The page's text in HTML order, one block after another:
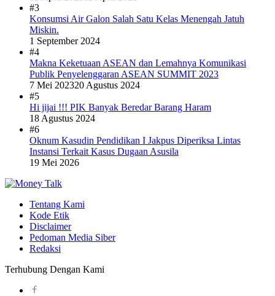
#3
Konsumsi Air Galon Salah Satu Kelas Menengah Jatuh
Miskin.
1 September 2024
#4
Makna Keketuaan ASEAN dan Lemahnya Komunikasi
Publik Penyelenggaran ASEAN SUMMIT 2023
7 Mei 202320 Agustus 2024
#5
Hi jijai !!! PIK Banyak Beredar Barang Haram
18 Agustus 2024
#6
Oknum Kasudin Pendidikan I Jakpus Diperiksa Lintas
Instansi Terkait Kasus Dugaan Asusila
19 Mei 2026
Tentang Kami
Kode Etik
Disclaimer
Pedoman Media Siber
Redaksi
Terhubung Dengan Kami